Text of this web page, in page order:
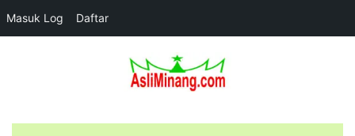
Masuk Log Daftar